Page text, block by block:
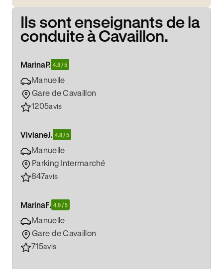
Ils sont enseignants de la
conduite à Cavaillon.
MarinaP. 4.8 / 5
Manuelle
Gare de Cavaillon
1205avis
VivianeJ. 4.8 / 5
Manuelle
Parking Intermarché
847avis
MarinaF. 4.9 / 5
Manuelle
Gare de Cavaillon
715avis